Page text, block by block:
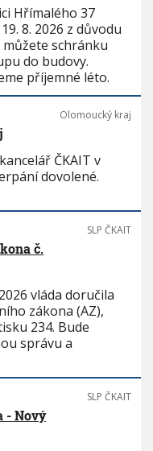
Hřímalého 37
8. 2026 z důvodu
schránku
do budovy.
příjemné léto.
Olomoucký kraj
ČKAIT v
dovolené.
SLP ČKAIT
č.
vláda doručila
zákona (AZ),
234. Bude
správu a
SLP ČKAIT
- Nový